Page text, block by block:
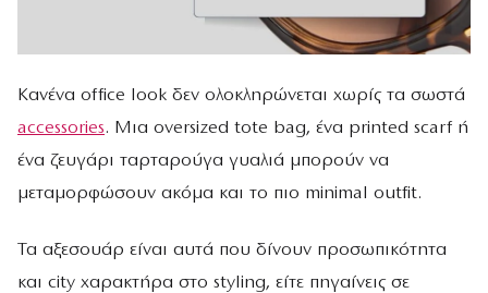
Κανένα office look δεν ολοκληρώνεται χωρίς τα σωστά
accessories. Μια oversized tote bag, ένα printed scarf ή
ένα ζευγάρι ταρταρούγα γυαλιά μπορούν να
μεταμορφώσουν ακόμα και το πιο minimal outfit.
Τα αξεσουάρ είναι αυτά που δίνουν προσωπικότητα
και city χαρακτήρα στο styling, είτε πηγαίνεις σε